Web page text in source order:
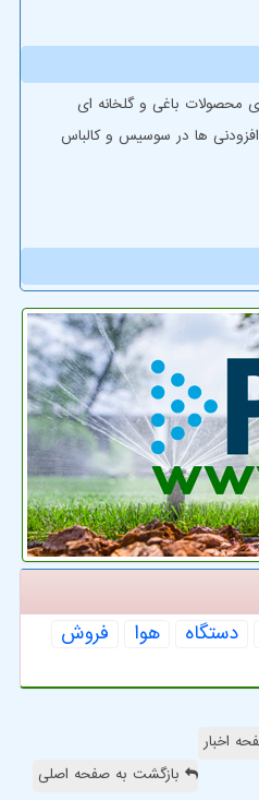
افزودنی ها در سوسیس و کالباس
دستگاه هوا
فروش
اخبار
بازگشت به صفحه اصلی